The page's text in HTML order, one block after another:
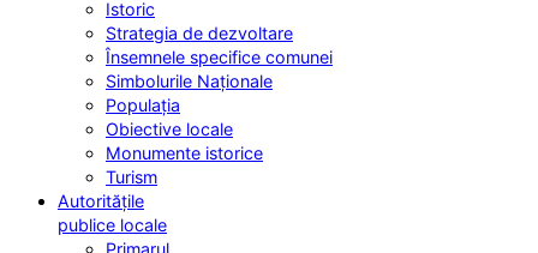
Istoric
Strategia de dezvoltare
Însemnele specifice comunei
Simbolurile Naționale
Populația
Obiective locale
Monumente istorice
Turism
Autoritățile
publice locale